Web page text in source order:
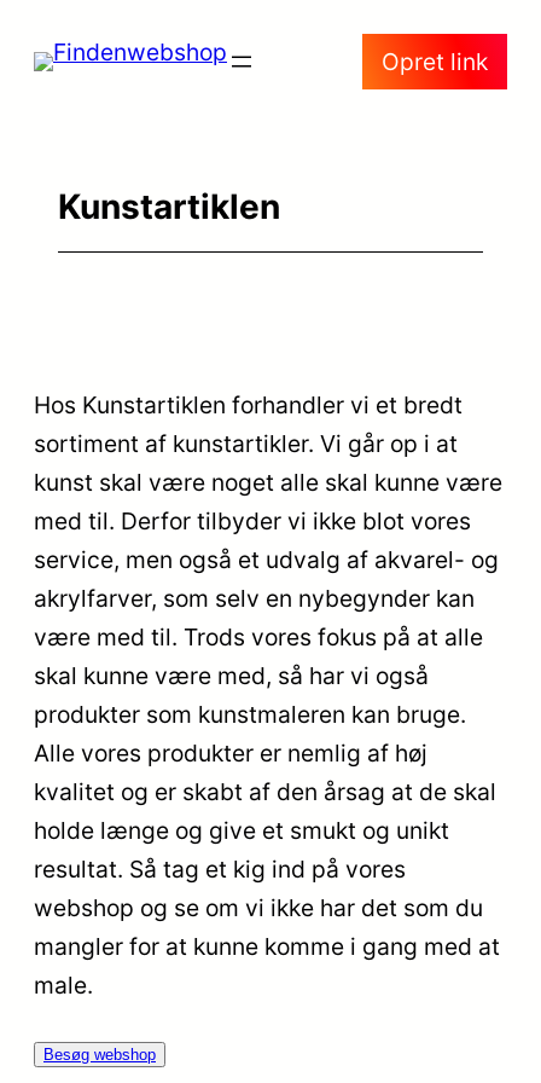
Opret link
Kunstartiklen
Hos Kunstartiklen forhandler vi et bredt
sortiment af kunstartikler. Vi går op i at
kunst skal være noget alle skal kunne være
med til. Derfor tilbyder vi ikke blot vores
service, men også et udvalg af akvarel- og
akrylfarver, som selv en nybegynder kan
være med til. Trods vores fokus på at alle
skal kunne være med, så har vi også
produkter som kunstmaleren kan bruge.
Alle vores produkter er nemlig af høj
kvalitet og er skabt af den årsag at de skal
holde længe og give et smukt og unikt
resultat. Så tag et kig ind på vores
webshop og se om vi ikke har det som du
mangler for at kunne komme i gang med at
male.
Besøg webshop